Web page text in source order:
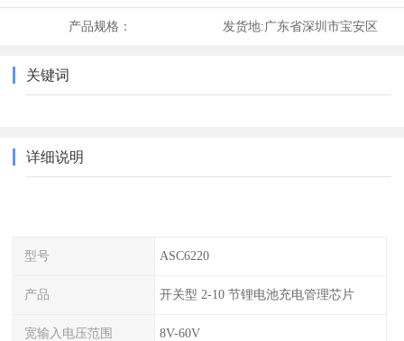
产品规格： 发货地:广东省深圳市宝安区
关键词
详细说明
型号 ASC6220
产品 开关型 2-10 节锂电池充电管理芯片
宽输入电压范围 8V-60V